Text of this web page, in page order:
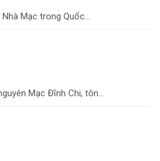
Mạc trong Quốc...
Mạc Đĩnh Chi, tôn...